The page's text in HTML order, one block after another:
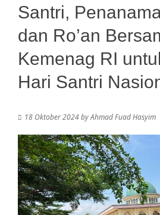
Santri,
dan Ro’an
Kemenag RI
Hari Santri
18 Oktober 2024byAhmad Fuad Hasyim